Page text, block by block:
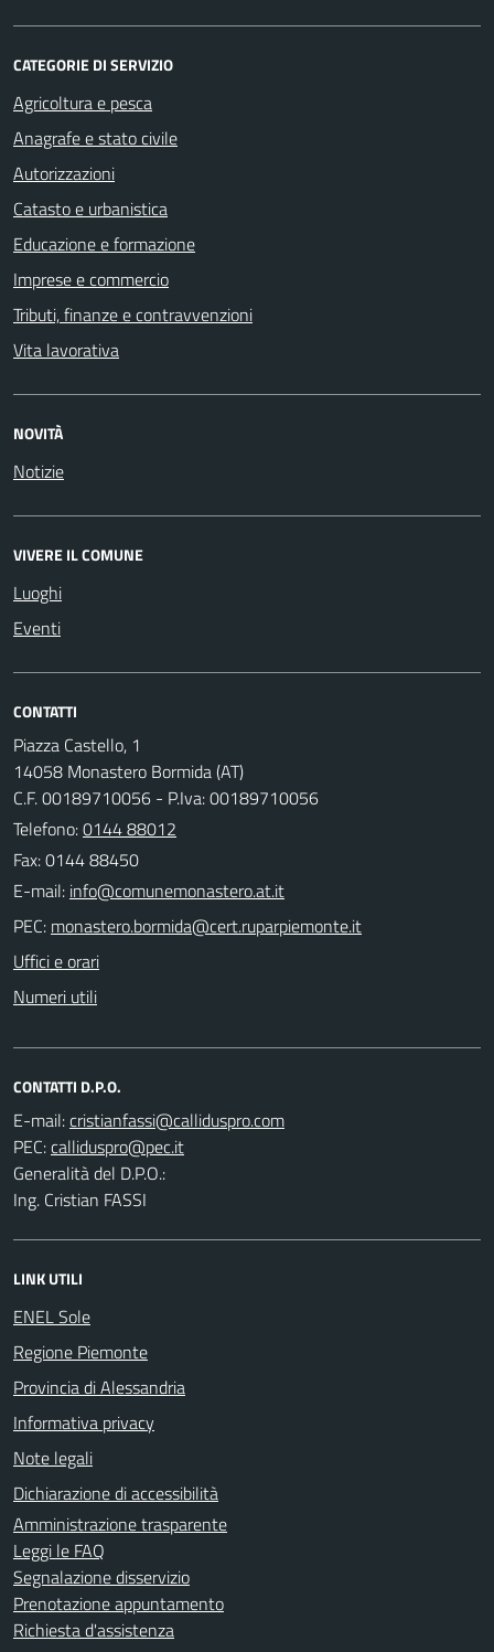
CATEGORIE DI SERVIZIO
Agricoltura e pesca
Anagrafe e stato civile
Autorizzazioni
Catasto e urbanistica
Educazione e formazione
Imprese e commercio
Tributi, finanze e contravvenzioni
Vita lavorativa
NOVITÀ
Notizie
VIVERE IL COMUNE
Luoghi
Eventi
CONTATTI
Piazza Castello, 1
14058 Monastero Bormida (AT)
C.F. 00189710056 - P.Iva: 00189710056
Telefono:0144 88012
Fax: 0144 88450
E-mail:
PEC:
Uffici e orari
Numeri utili
CONTATTI D.P.O.
E-mail:
PEC:
Generalità del D.P.O.:
Ing. Cristian FASSI
LINK UTILI
ENEL Sole
Regione Piemonte
Provincia di Alessandria
Informativa privacy
Note legali
Dichiarazione di accessibilità
Amministrazione trasparente
Leggi le FAQ
Segnalazione disservizio
Prenotazione appuntamento
Richiesta d'assistenza